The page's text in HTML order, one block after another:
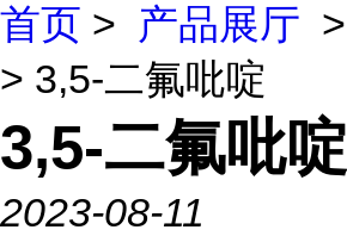
首页 > 产品展厅 >
> 3,5-二氟吡啶
3,5-二氟吡啶
2023-08-11